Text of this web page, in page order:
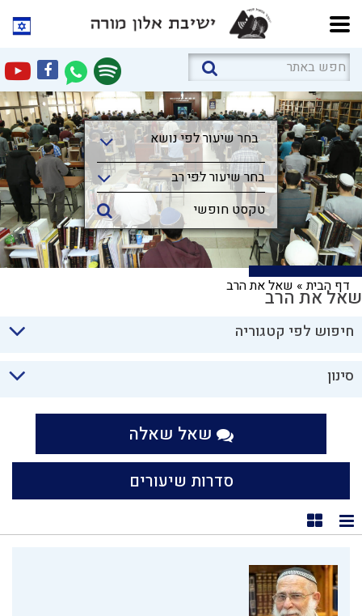
בחר שיעור לפי נושא
בחר שיעור לפי נושא
בחר שיעור לפי רב
דף הבית» שאל את הרבשאל את הרב
חיפוש לפי קטגוריה
סינון
שאל שאלה
סדרות שיעורים
תצוגת רשימה
תצוגת קוביות